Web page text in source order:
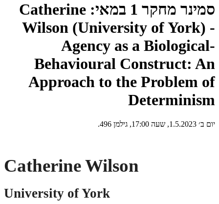
סמינר מחקר 1 במאי: Catherine
Wilson (University of York) -
Agency as a Biological-
Behavioural Construct: An
Approach to the Problem of
Determinism
יום ב׳ 1.5.2023, שעה 17:00, גילמן 496.
Catherine Wilson
University of York